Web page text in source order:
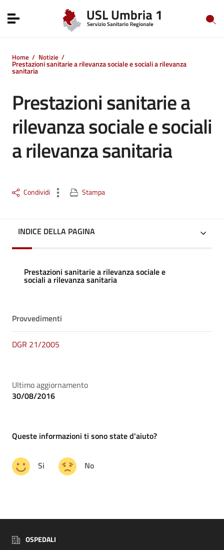
Vai al menu di navigazione
Toggle navigation
Home / Notizie /
Prestazioni sanitarie a rilevanza sociale e sociali a rilevanza
sanitaria
Prestazioni sanitarie a
rilevanza sociale e sociali
a rilevanza sanitaria
Condividi Stampa
INDICE DELLA PAGINA
Prestazioni sanitarie a rilevanza sociale e
sociali a rilevanza sanitaria
Provvedimenti
DGR 21/2005
Ultimo aggiornamento
30/08/2016
Queste informazioni ti sono state d'aiuto?
Si No
OSPEDALI